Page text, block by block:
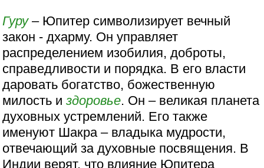
Гуру– Юпитер символизирует вечный
закон - дхарму. Он управляет
распределением изобилия, доброты,
справедливости и порядка. В его власти
даровать богатство, божественную
милость издоровье. Он – великая планета
духовных устремлений. Его также
именуют Шакра – владыка мудрости,
отвечающий за духовные посвящения. В
Индии верят, что влияние Юпитера